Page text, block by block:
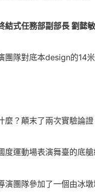
結式任務部副部長 劉懿敏
對底本design的14米
顛末了兩次實驗論證
運動場表演舞臺的底艙
團隊參加了一個由冰墩